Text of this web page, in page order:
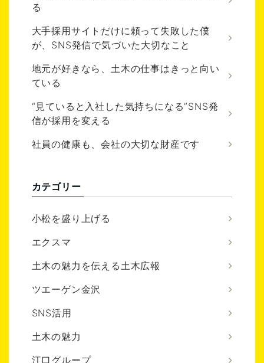
る
大手採用サイトだけに頼って失敗した僕
が、SNS発信で気づいた大切なこと
地元が好きなら、土木の仕事はきっと向い
ている
“見ていると入社した気持ちになる”SNS発
信が採用を変える
社員の健康も、会社の大切な財産です
カテゴリー
小松を盛り上げる
エクスマ
土木の魅力を伝える土木広報
ツエーゲン金沢
SNS活用
土木の魅力
江口グループ